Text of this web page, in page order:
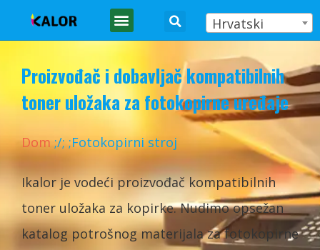
Hrvatski
Proizvođač i dobavljač kompatibilnih
toner uložaka za fotokopirne uređaje
Dom ;/; ;Fotokopirni stroj
Ikalor je vodeći proizvođač kompatibilnih
toner uložaka za kopirke. Nudimo opsežan
katalog potrošnog materijala za fotokopirne